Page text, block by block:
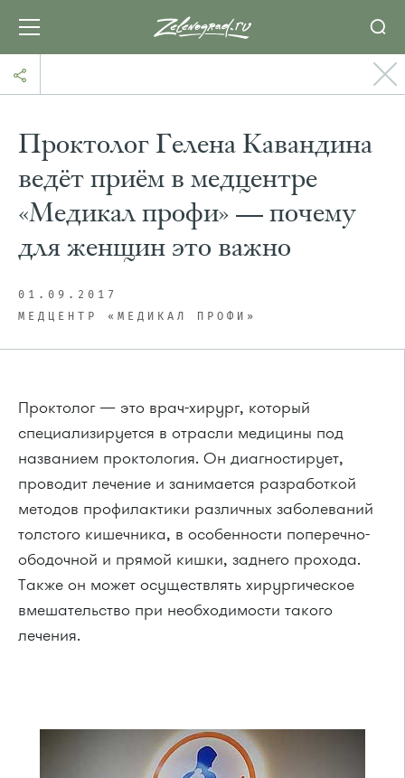
Проктолог Гелена Кавандина
ведёт приём в медцентре
«Медикал профи» — почему
для женщин это важно
01.09.2017
МЕДЦЕНТР «МЕДИКАЛ ПРОФИ»
Проктолог — это врач-хирург, который
специализируется в отрасли медицины под
названием проктология. Он диагностирует,
проводит лечение и занимается разработкой
методов профилактики различных заболеваний
толстого кишечника, в особенности поперечно-
ободочной и прямой кишки, заднего прохода.
Также он может осуществлять хирургическое
вмешательство при необходимости такого
лечения.